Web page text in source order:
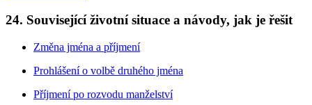
24. Související životní situace a návody, jak je řešit
Změna jména a příjmení
Prohlášení o volbě druhého jména
Příjmení po rozvodu manželství